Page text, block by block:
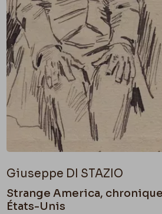
Giuseppe DI STAZIO
Strange America, chronique
États-Unis